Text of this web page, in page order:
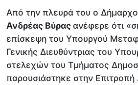
Από την πλευρά του ο
Ανδρέας Βύραςανέφερε ότι
επίσκεψη του Υπουργού
Γενικής Διευθύντριας του
στελεχών του Τμήματος
παρουσιάστηκε στην